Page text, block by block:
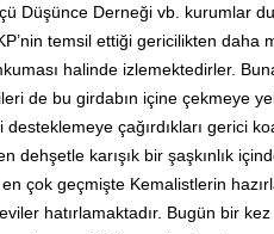
Düşünce Derneği vb. kurumlar
temsil ettiği gericilikten daha
halinde izlemektedirler.
de bu girdabın içine çekmeye
çağırdıkları gerici
dehşetle karışık bir şaşkınlık
çok geçmişte Kemalistlerin
hatırlamaktadır. Bugün bir